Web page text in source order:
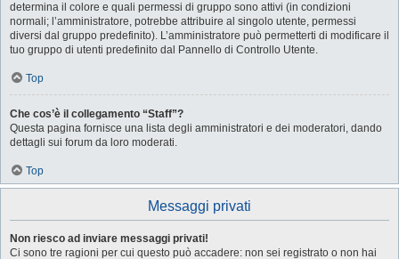
determina il colore e quali permessi di gruppo sono attivi (in condizioni
normali; l’amministratore, potrebbe attribuire al singolo utente, permessi
diversi dal gruppo predefinito). L’amministratore può permetterti di modificare il
tuo gruppo di utenti predefinito dal Pannello di Controllo Utente.
Top
Che cos’è il collegamento “Staff”?
Questa pagina fornisce una lista degli amministratori e dei moderatori, dando
dettagli sui forum da loro moderati.
Top
Messaggi privati
Non riesco ad inviare messaggi privati!
Ci sono tre ragioni per cui questo può accadere: non sei registrato o non hai